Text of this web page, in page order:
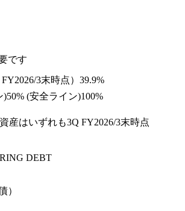
です
FY2026/3末時点） 39.9%
)50% (安全ライン)100%
産はいずれも3Q FY2026/3末時点
DEBT
）